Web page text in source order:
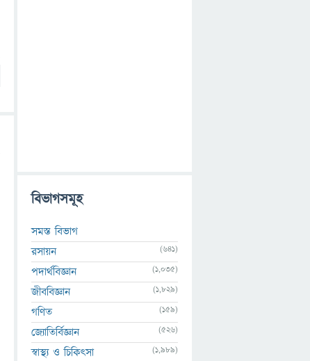
বিভাগসমূহ
সমস্ত বিভাগ
রসায়ন
(641)
পদার্থবিজ্ঞান (1,035)
জীববিজ্ঞান (1,829)
গণিত (159)
জ্যোতির্বিজ্ঞান (526)
স্বাস্থ্য ও চিকিৎসা (1,989)